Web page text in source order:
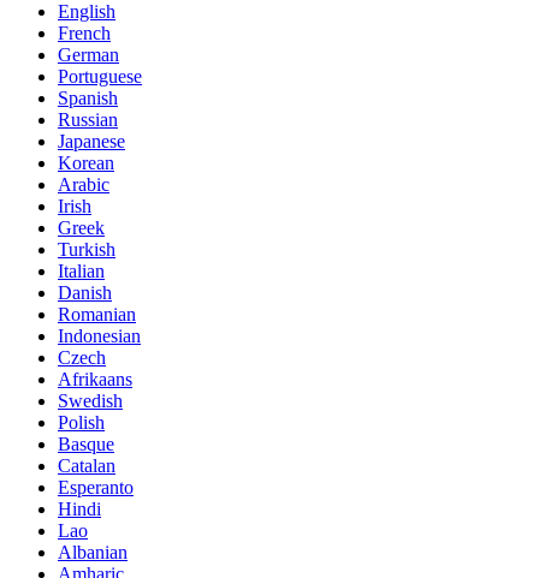
English
French
German
Portuguese
Spanish
Russian
Japanese
Korean
Arabic
Irish
Greek
Turkish
Italian
Danish
Romanian
Indonesian
Czech
Afrikaans
Swedish
Polish
Basque
Catalan
Esperanto
Hindi
Lao
Albanian
Amharic